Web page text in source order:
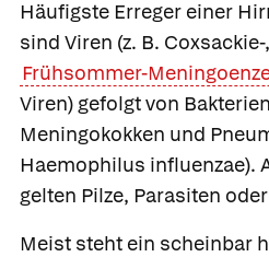
Häufigste Erreger einer
sind Viren (z. B.
Frühsommer-
Viren) gefolgt von
Meningokokken und
Haemophilus influenzae).
gelten Pilze, Parasiten
Meist steht ein scheinbar